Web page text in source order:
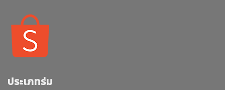
ประเภทร่ม